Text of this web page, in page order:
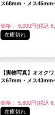
ス68mm・メス45mm
価格： 6,000円(税込
在庫切れ
【実物写真】オオ
ス67mm・メス43mm
価格： 5,800円(税込
在庫切れ